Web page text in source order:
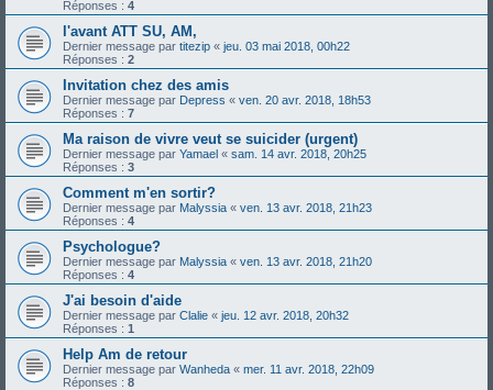
Réponses : 4
l'avant ATT SU, AM,
Dernier message par titezip « jeu. 03 mai 2018, 00h22
Réponses : 2
Invitation chez des amis
Dernier message par Depress « ven. 20 avr. 2018, 18h53
Réponses : 7
Ma raison de vivre veut se suicider (urgent)
Dernier message par Yamael « sam. 14 avr. 2018, 20h25
Réponses : 3
Comment m'en sortir?
Dernier message par Malyssia « ven. 13 avr. 2018, 21h23
Réponses : 4
Psychologue?
Dernier message par Malyssia « ven. 13 avr. 2018, 21h20
Réponses : 4
J'ai besoin d'aide
Dernier message par Clalie « jeu. 12 avr. 2018, 20h32
Réponses : 1
Help Am de retour
Dernier message par Wanheda « mer. 11 avr. 2018, 22h09
Réponses : 8